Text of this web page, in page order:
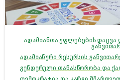
ადამიანთა უფლებების დაცვა
ადამიანური რესურსის
გენდერული თანასწორობა და